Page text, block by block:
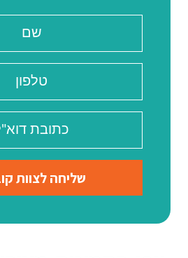
שליחה לצוות